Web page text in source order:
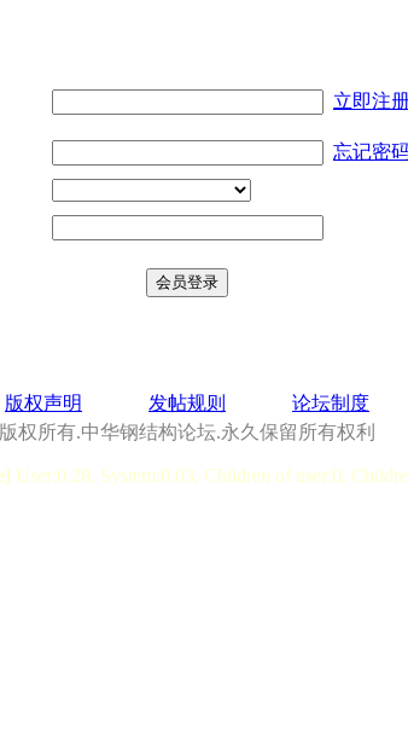
立即注
忘记密
版权声明 发帖规则 论坛制度
版权所有.中华钢结构论坛.永久保留所有权利
User:0.28, System:0.03, Children of user:0,